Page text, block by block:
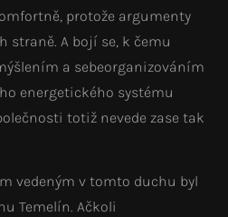
protože argumenty
straně. A bojí se, k čemu
a sebeorganizováním
energetického systému
totiž nevede zase tak
vedeným v tomto duchu byl
Temelín. Ačkoli